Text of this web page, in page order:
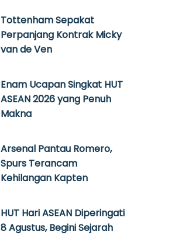
Tottenham Sepakat
Perpanjang Kontrak Micky
van de Ven
Enam Ucapan Singkat HUT
ASEAN 2026 yang Penuh
Makna
Arsenal Pantau Romero,
Spurs Terancam
Kehilangan Kapten
HUT Hari ASEAN Diperingati
8 Agustus, Begini Sejarah